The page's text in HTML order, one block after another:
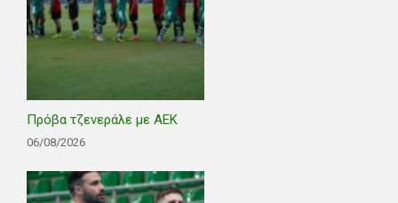
Πρόβα τζενεράλε με ΑΕΚ
06/08/2026